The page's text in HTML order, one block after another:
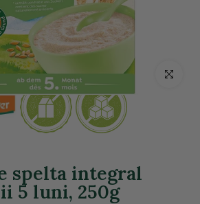
Click
spelta integral
5 luni, 250g